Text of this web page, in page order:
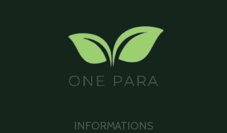
INFORMATIONS